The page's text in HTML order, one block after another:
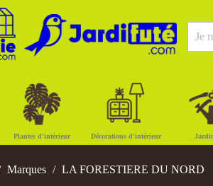
Plantes d'intérieur Décorations d'intérieur
Marques LA FORESTIERE DU NORD